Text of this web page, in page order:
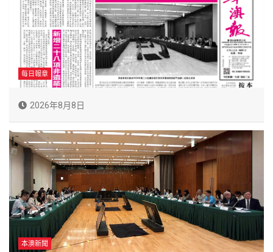
每日報章
2026年8月8日
本澳新聞